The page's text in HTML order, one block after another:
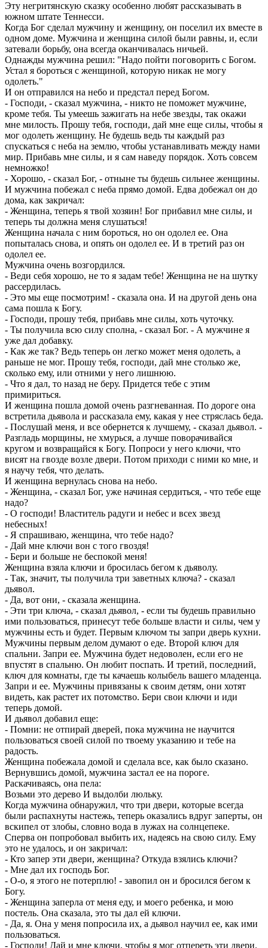
Эту негритянскую сказку особенно любят рассказывать в
южном штате Теннесси.
Когда Бог сделал мужчину и женщину, он поселил их вместе в
одном доме. Мужчина и женщина силой были равны, и, если
затевали борьбу, она всегда оканчивалась ничьей.
Однажды мужчина решил: "Надо пойти поговорить с Богом.
Устал я бороться с женщиной, которую никак не могу
одолеть."
И он отправился на небо и предстал перед Богом.
- Господи, - сказал мужчина, - никто не поможет мужчине,
кроме тебя. Ты умеешь зажигать на небе звезды, так окажи
мне милость. Прошу тебя, господи, дай мне еще силы, чтобы я
мог одолеть женщину. Не будешь ведь ты каждый раз
спускаться с неба на землю, чтобы устанавливать между нами
мир. Прибавь мне силы, и я сам наведу порядок. Хоть совсем
немножко!
- Хорошо, - сказал Бог, - отныне ты будешь сильнее женщины.
И мужчина побежал с неба прямо домой. Едва добежал он до
дома, как закричал:
- Женщина, теперь я твой хозяин! Бог прибавил мне силы, и
теперь ты должна меня слушаться!
Женщина начала с ним бороться, но он одолел ее. Она
попыталась снова, и опять он одолел ее. И в третий раз он
одолел ее.
Мужчина очень возгордился.
- Веди себя хорошо, не то я задам тебе! Женщина не на шутку
рассердилась.
- Это мы еще посмотрим! - сказала она. И на другой день она
сама пошла к Богу.
- Господи, прошу тебя, прибавь мне силы, хоть чуточку.
- Ты получила всю силу сполна, - сказал Бог. - А мужчине я
уже дал добавку.
- Как же так? Ведь теперь он легко может меня одолеть, а
раньше не мог. Прошу тебя, господи, дай мне столько же,
сколько ему, или отними у него лишнюю.
- Что я дал, то назад не беру. Придется тебе с этим
примириться.
И женщина пошла домой очень разгневанная. По дороге она
встретила дьявола и рассказала ему, какая у нее стряслась беда.
- Послушай меня, и все обернется к лучшему, - сказал дьявол. -
Разгладь морщины, не хмурься, а лучше поворачивайся
кругом и возвращайся к Богу. Попроси у него ключи, что
висят на гвозде возле двери. Потом приходи с ними ко мне, и
я научу тебя, что делать.
И женщина вернулась снова на небо.
- Женщина, - сказал Бог, уже начиная сердиться, - что тебе еще
надо?
- О господи! Властитель радуги и небес и всех звезд
небесных!
- Я спрашиваю, женщина, что тебе надо?
- Дай мне ключи вон с того гвоздя!
- Бери и больше не беспокой меня!
Женщина взяла ключи и бросилась бегом к дьяволу.
- Так, значит, ты получила три заветных ключа? - сказал
дьявол.
- Да, вот они, - сказала женщина.
- Эти три ключа, - сказал дьявол, - если ты будешь правильно
ими пользоваться, принесут тебе больше власти и силы, чем у
мужчины есть и будет. Первым ключом ты запри дверь кухни.
Мужчины первым делом думают о еде. Второй ключ для
спальни. Запри ее. Мужчина будет недоволен, если его не
впустят в спальню. Он любит поспать. И третий, последний,
ключ для комнаты, где ты качаешь колыбель вашего младенца.
Запри и ее. Мужчины привязаны к своим детям, они хотят
видеть, как растет их потомство. Бери свои ключи и иди
теперь домой.
И дьявол добавил еще:
- Помни: не отпирай дверей, пока мужчина не научится
пользоваться своей силой по твоему указанию и тебе на
радость.
Женщина побежала домой и сделала все, как было сказано.
Вернувшись домой, мужчина застал ее на пороге.
Раскачиваясь, она пела:
Возьми это дерево И выдолби люльку.
Когда мужчина обнаружил, что три двери, которые всегда
были распахнуты настежь, теперь оказались вдруг заперты, он
вскипел от злобы, словно вода в лужах на солнцепеке.
Сперва он попробовал выбить их, надеясь на свою силу. Ему
это не удалось, и он закричал:
- Кто запер эти двери, женщина? Откуда взялись ключи?
- Мне дал их господь Бог.
- О-о, я этого не потерплю! - завопил он и бросился бегом к
Богу.
- Женщина заперла от меня еду, и моего ребенка, и мою
постель. Она сказала, это ты дал ей ключи.
- Да, я. Она у меня попросила их, а дьявол научил ее, как ими
пользоваться.
- Господи! Дай и мне ключи, чтобы я мог отпереть эти двери.